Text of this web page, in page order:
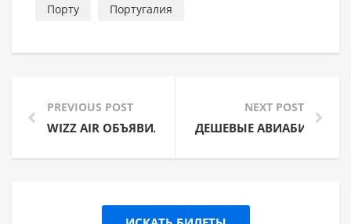
Порту Португалия
PREVIOUS POST
WIZZ AIR ОБЪЯВИЛА ОБ ОТКРЫТИИ НОВОЙ БАЗЫ
NEXT POST
ДЕШЕВЫЕ АВИАБИЛЕТЫ: